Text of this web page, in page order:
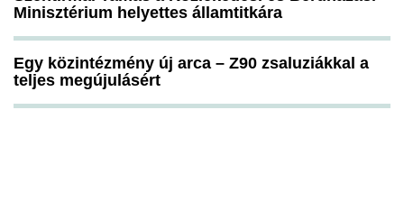
Minisztérium helyettes államtitkára
Egy közintézmény új arca – Z90 zsaluziákkal a
teljes megújulásért